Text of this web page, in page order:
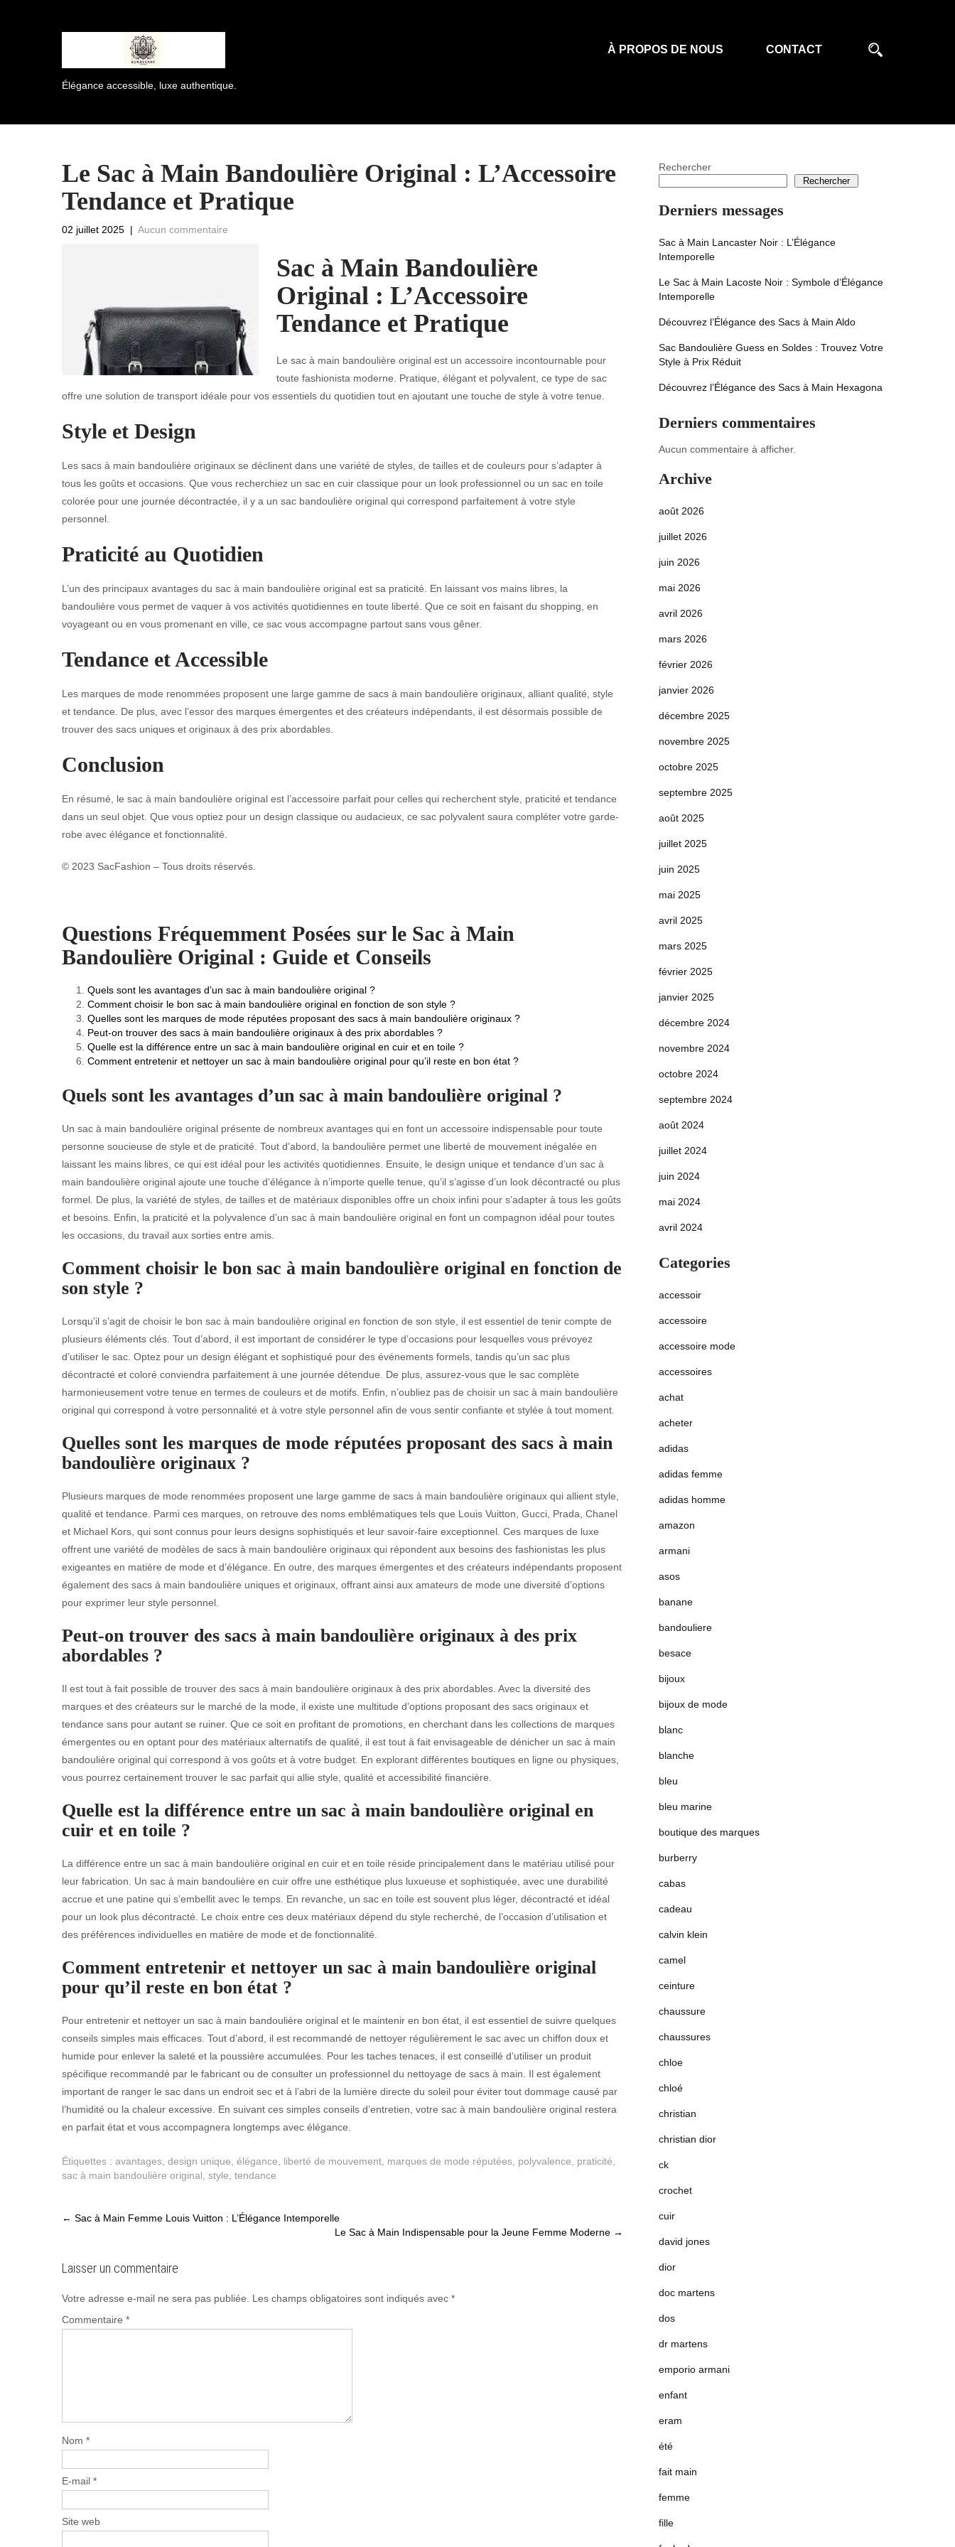
Élégance accessible, luxe authentique.
À PROPOS DE NOUS CONTACT
Le Sac à Main Bandoulière Original : L’Accessoire
Tendance et Pratique
02 juillet 2025 | Aucun commentaire
Sac à Main Bandoulière
Original : L’Accessoire
Tendance et Pratique
Le sac à main bandoulière original est un accessoire incontournable pour
toute fashionista moderne. Pratique, élégant et polyvalent, ce type de sac
offre une solution de transport idéale pour vos essentiels du quotidien tout en ajoutant une touche de style à votre tenue.
Style et Design
Les sacs à main bandoulière originaux se déclinent dans une variété de styles, de tailles et de couleurs pour s’adapter à
tous les goûts et occasions. Que vous recherchiez un sac en cuir classique pour un look professionnel ou un sac en toile
colorée pour une journée décontractée, il y a un sac bandoulière original qui correspond parfaitement à votre style
personnel.
Praticité au Quotidien
L’un des principaux avantages du sac à main bandoulière original est sa praticité. En laissant vos mains libres, la
bandoulière vous permet de vaquer à vos activités quotidiennes en toute liberté. Que ce soit en faisant du shopping, en
voyageant ou en vous promenant en ville, ce sac vous accompagne partout sans vous gêner.
Tendance et Accessible
Les marques de mode renommées proposent une large gamme de sacs à main bandoulière originaux, alliant qualité, style
et tendance. De plus, avec l’essor des marques émergentes et des créateurs indépendants, il est désormais possible de
trouver des sacs uniques et originaux à des prix abordables.
Conclusion
En résumé, le sac à main bandoulière original est l’accessoire parfait pour celles qui recherchent style, praticité et tendance
dans un seul objet. Que vous optiez pour un design classique ou audacieux, ce sac polyvalent saura compléter votre garde-
robe avec élégance et fonctionnalité.
© 2023 SacFashion – Tous droits réservés.
Questions Fréquemment Posées sur le Sac à Main
Bandoulière Original : Guide et Conseils
Quels sont les avantages d’un sac à main bandoulière original ?
Comment choisir le bon sac à main bandoulière original en fonction de son style ?
Quelles sont les marques de mode réputées proposant des sacs à main bandoulière originaux ?
Peut-on trouver des sacs à main bandoulière originaux à des prix abordables ?
Quelle est la différence entre un sac à main bandoulière original en cuir et en toile ?
Comment entretenir et nettoyer un sac à main bandoulière original pour qu’il reste en bon état ?
Quels sont les avantages d’un sac à main bandoulière original ?
Un sac à main bandoulière original présente de nombreux avantages qui en font un accessoire indispensable pour toute
personne soucieuse de style et de praticité. Tout d’abord, la bandoulière permet une liberté de mouvement inégalée en
laissant les mains libres, ce qui est idéal pour les activités quotidiennes. Ensuite, le design unique et tendance d’un sac à
main bandoulière original ajoute une touche d’élégance à n’importe quelle tenue, qu’il s’agisse d’un look décontracté ou plus
formel. De plus, la variété de styles, de tailles et de matériaux disponibles offre un choix infini pour s’adapter à tous les goûts
et besoins. Enfin, la praticité et la polyvalence d’un sac à main bandoulière original en font un compagnon idéal pour toutes
les occasions, du travail aux sorties entre amis.
Comment choisir le bon sac à main bandoulière original en fonction de
son style ?
Lorsqu’il s’agit de choisir le bon sac à main bandoulière original en fonction de son style, il est essentiel de tenir compte de
plusieurs éléments clés. Tout d’abord, il est important de considérer le type d’occasions pour lesquelles vous prévoyez
d’utiliser le sac. Optez pour un design élégant et sophistiqué pour des événements formels, tandis qu’un sac plus
décontracté et coloré conviendra parfaitement à une journée détendue. De plus, assurez-vous que le sac complète
harmonieusement votre tenue en termes de couleurs et de motifs. Enfin, n’oubliez pas de choisir un sac à main bandoulière
original qui correspond à votre personnalité et à votre style personnel afin de vous sentir confiante et stylée à tout moment.
Quelles sont les marques de mode réputées proposant des sacs à main
bandoulière originaux ?
Plusieurs marques de mode renommées proposent une large gamme de sacs à main bandoulière originaux qui allient style,
qualité et tendance. Parmi ces marques, on retrouve des noms emblématiques tels que Louis Vuitton, Gucci, Prada, Chanel
et Michael Kors, qui sont connus pour leurs designs sophistiqués et leur savoir-faire exceptionnel. Ces marques de luxe
offrent une variété de modèles de sacs à main bandoulière originaux qui répondent aux besoins des fashionistas les plus
exigeantes en matière de mode et d’élégance. En outre, des marques émergentes et des créateurs indépendants proposent
également des sacs à main bandoulière uniques et originaux, offrant ainsi aux amateurs de mode une diversité d’options
pour exprimer leur style personnel.
Peut-on trouver des sacs à main bandoulière originaux à des prix
abordables ?
Il est tout à fait possible de trouver des sacs à main bandoulière originaux à des prix abordables. Avec la diversité des
marques et des créateurs sur le marché de la mode, il existe une multitude d’options proposant des sacs originaux et
tendance sans pour autant se ruiner. Que ce soit en profitant de promotions, en cherchant dans les collections de marques
émergentes ou en optant pour des matériaux alternatifs de qualité, il est tout à fait envisageable de dénicher un sac à main
bandoulière original qui correspond à vos goûts et à votre budget. En explorant différentes boutiques en ligne ou physiques,
vous pourrez certainement trouver le sac parfait qui allie style, qualité et accessibilité financière.
Quelle est la différence entre un sac à main bandoulière original en
cuir et en toile ?
La différence entre un sac à main bandoulière original en cuir et en toile réside principalement dans le matériau utilisé pour
leur fabrication. Un sac à main bandoulière en cuir offre une esthétique plus luxueuse et sophistiquée, avec une durabilité
accrue et une patine qui s’embellit avec le temps. En revanche, un sac en toile est souvent plus léger, décontracté et idéal
pour un look plus décontracté. Le choix entre ces deux matériaux dépend du style recherché, de l’occasion d’utilisation et
des préférences individuelles en matière de mode et de fonctionnalité.
Comment entretenir et nettoyer un sac à main bandoulière original
pour qu’il reste en bon état ?
Pour entretenir et nettoyer un sac à main bandoulière original et le maintenir en bon état, il est essentiel de suivre quelques
conseils simples mais efficaces. Tout d’abord, il est recommandé de nettoyer régulièrement le sac avec un chiffon doux et
humide pour enlever la saleté et la poussière accumulées. Pour les taches tenaces, il est conseillé d’utiliser un produit
spécifique recommandé par le fabricant ou de consulter un professionnel du nettoyage de sacs à main. Il est également
important de ranger le sac dans un endroit sec et à l’abri de la lumière directe du soleil pour éviter tout dommage causé par
l’humidité ou la chaleur excessive. En suivant ces simples conseils d’entretien, votre sac à main bandoulière original restera
en parfait état et vous accompagnera longtemps avec élégance.
Étiquettes : avantages design unique élégance liberté de mouvement marques de mode réputées polyvalence praticité
sac à main bandoulière original style tendance
Post
← Sac à Main Femme Louis Vuitton : L’Élégance Intemporelle
Le Sac à Main Indispensable pour la Jeune Femme Moderne →
Laisser un commentaire
Votre adresse e-mail ne sera pas publiée. Les champs obligatoires sont indiqués avec *
Commentaire *
Nom *
E-mail *
Site web
Rechercher
Rechercher
Derniers messages
Sac à Main Lancaster Noir : L’Élégance
Intemporelle
Le Sac à Main Lacoste Noir : Symbole d’Élégance
Intemporelle
Découvrez l’Élégance des Sacs à Main Aldo
Sac Bandoulière Guess en Soldes : Trouvez Votre
Style à Prix Réduit
Découvrez l’Élégance des Sacs à Main Hexagona
Derniers commentaires
Aucun commentaire à afficher.
Archive
août 2026
juillet 2026
juin 2026
mai 2026
avril 2026
mars 2026
février 2026
janvier 2026
décembre 2025
novembre 2025
octobre 2025
septembre 2025
août 2025
juillet 2025
juin 2025
mai 2025
avril 2025
mars 2025
février 2025
janvier 2025
décembre 2024
novembre 2024
octobre 2024
septembre 2024
août 2024
juillet 2024
juin 2024
mai 2024
avril 2024
Categories
accessoir
accessoire
accessoire mode
accessoires
achat
acheter
adidas
adidas femme
adidas homme
amazon
armani
asos
banane
bandouliere
besace
bijoux
bijoux de mode
blanc
blanche
bleu
bleu marine
boutique des marques
burberry
cabas
cadeau
calvin klein
camel
ceinture
chaussure
chaussures
chloe
chloé
christian
christian dior
ck
crochet
cuir
david jones
dior
doc martens
dos
dr martens
emporio armani
enfant
eram
été
fait main
femme
fille